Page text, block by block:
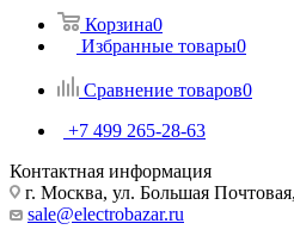
Корзина0
Избранные товары0
Сравнение товаров0
+7 499 265-28-63
Контактная информация
г. Москва, ул. Большая
sale@electrobazar.ru